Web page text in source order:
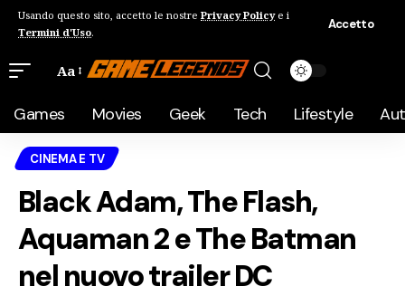
Usando questo sito, accetto le nostre Privacy Policye i
Termini d'Uso.
Accetto
Aa
Games Movies Geek Tech Lifestyle
CINEMA E TV
Black Adam, The Flash,
Aquaman 2 e The Batman
nel nuovo trailer DC